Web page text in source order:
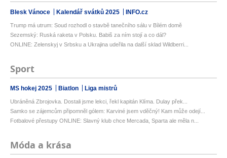
Blesk Vánoce Kalendář svátků 2025 INFO.cz
Trump má utrum: Soud rozhodl o stavbě tanečního sálu v Bílém domě
Sezemský: Ruská raketa v Polsku. Babiš za ním stojí a co dál?
ONLINE: Zelenskyj v Srbsku a Ukrajina udeřila na další sklad Wildberri...
Sport
MS hokej 2025 Biatlon Liga mistrů
Ubráněná Zbrojovka. Dostali jsme lekci, řekl kapitán Klíma. Dulay přek...
Samko se zájemcům připomněl gólem: Karviné jsem vděčný! Kam může odejí...
Fotbalové přestupy ONLINE: Slavný klub chce Mercada, Sparta ale měla n...
Móda a krása